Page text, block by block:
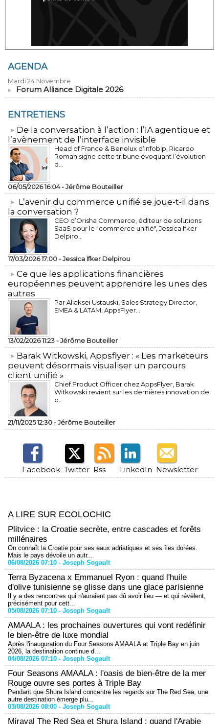
AGENDA
Mardi 24 Novembre
Forum Alliance Digitale 2026
ENTRETIENS
​De la conversation à l’action : l’IA agentique et
l’avènement de l’interface invisible
Head of France & Benelux d’Infobip, Ricardo
Roman signe cette tribune évoquant l’évolution
d...
06/05/2026 16:04 -Jérôme Bouteiller
L’avenir du commerce unifié se joue-t-il dans
la conversation ?
CEO d’Orisha Commerce, éditeur de solutions
SaaS pour le "commerce unifié", Jessica Ifker
Delpiro...
17/03/2026 17:00 -Jessica Ifker Delpirou
​Ce que les applications financières
européennes peuvent apprendre les unes des
autres
Par Aliaksei Ustauski, Sales Strategy Director,
EMEA & LATAM, AppsFlyer...
13/02/2026 11:23 -Jérôme Bouteiller
​Barak Witkowski, Appsflyer : « Les marketeurs
peuvent désormais visualiser un parcours
client unifié »
Chief Product Officer chez AppsFlyer, ​Barak
Witkowski revient sur les dernières innovation de
c...
21/11/2025 12:30 -Jérôme Bouteiller
Facebook Twitter Rss LinkedIn Newsletter
A LIRE SUR ECOLOCHIC
Plitvice : la Croatie secrète, entre cascades et forêts
millénaires
On connaît la Croatie pour ses eaux adriatiques et ses îles dorées.
Mais le pays dévoile un autr...
06/08/2026 07:10 - Joseph Sogault
Terra Byzacena x Emmanuel Ryon : quand l'huile
d'olive tunisienne se glisse dans une glace parisienne
Il y a des rencontres qui n'auraient pas dû avoir lieu — et qui révèlent,
précisément pour cett...
05/08/2026 07:10 - Joseph Sogault
AMAALA : les prochaines ouvertures qui vont redéfinir
le bien-être de luxe mondial
Après l'inauguration du Four Seasons AMAALA at Triple Bay en juin
2026, la destination continue d...
04/08/2026 07:10 - Joseph Sogault
Four Seasons AMAALA : l'oasis de bien-être de la mer
Rouge ouvre ses portes à Triple Bay
Pendant que Shura Island concentre les regards sur The Red Sea, une
autre destination émerge plu...
03/08/2026 08:00 - Joseph Sogault
Miraval The Red Sea et Shura Island : quand l'Arabie